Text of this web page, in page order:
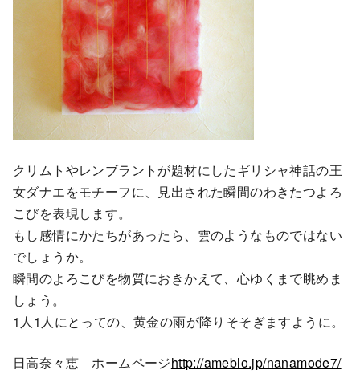
クリムトやレンブラントが題材にしたギリシャ神話の王
女ダナエをモチーフに、見出された瞬間のわきたつよろ
こびを表現します。
もし感情にかたちがあったら、雲のようなものではない
でしょうか。
瞬間のよろこびを物質におきかえて、心ゆくまで眺めま
しょう。
1人1人にとっての、黄金の雨が降りそそぎますように。
日高奈々恵 ホームページhttp://ameblo.jp/nanamode7/